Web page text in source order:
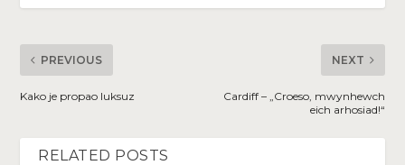
PREVIOUS
Kako je propao luksuz
NEXT
Cardiff – „Croeso, mwynhewch
eich arhosiad!“
RELATED POSTS